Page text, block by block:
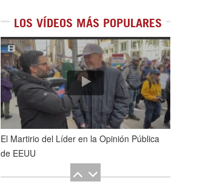
LOS VÍDEOS MÁS POPULARES
1de5
El Martirio del Líder en la Opinión Pública
de EEUU